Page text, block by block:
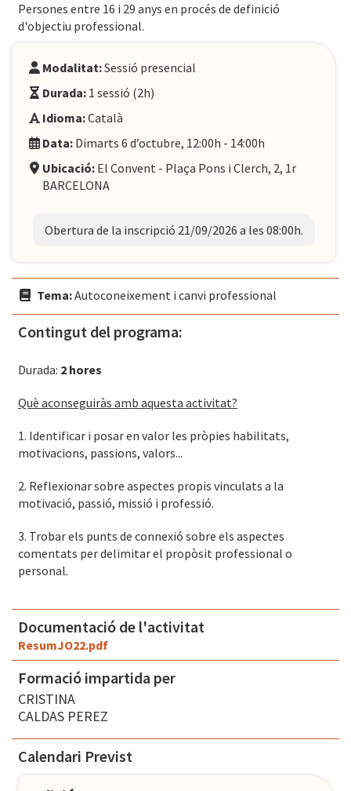
Persones entre 16 i 29 anys en procés de definició
d'objectiu professional.
Modalitat:Sessió presencial
Durada: 1 sessió (2h)
Idioma:Català
Data: Dimarts 6 d’octubre, 12:00h - 14:00h
Ubicació: El Convent - Plaça Pons i Clerch, 2, 1r
BARCELONA
Obertura de la inscripció 21/09/2026 a les 08:00h.
Tema:Autoconeixement i canvi professional
Contingut del programa:
Durada: 2 hores
Què aconseguiràs amb aquesta activitat?
1. Identificar i posar en valor les pròpies habilitats,
motivacions, passions, valors...
2. Reflexionar sobre aspectes propis vinculats a la
motivació, passió, missió i professió.
3. Trobar els punts de connexió sobre els aspectes
comentats per delimitar el propòsit professional o
personal.
Documentació de l'activitat
ResumJO22.pdf
Formació impartida per
CRISTINA
CALDAS PEREZ
Calendari Previst